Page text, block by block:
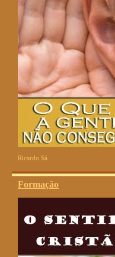
Ricardo Sá
Formação